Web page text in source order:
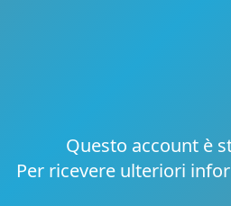
Questo account è
Per ricevere ulteriori